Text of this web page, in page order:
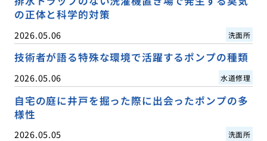
の正体と科学的対策
2026.05.06 洗面所
技術者が語る特殊な環境で活躍するポンプの種類
2026.05.06 水道修理
自宅の庭に井戸を掘った際に出会ったポンプの多
様性
2026.05.05 洗面所